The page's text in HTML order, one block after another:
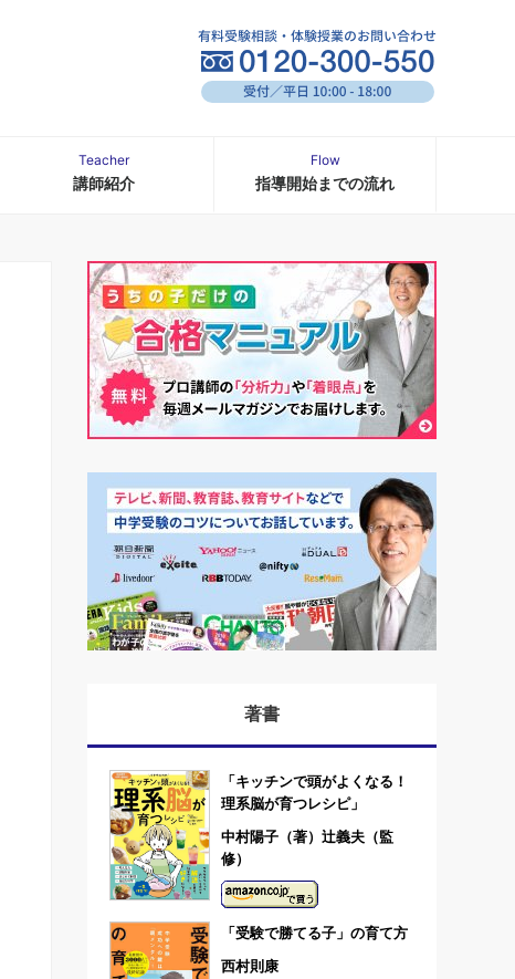
Teacher
講師紹介
Flow
指導開始までの流れ
著書
「キッチンで頭がよくなる！
理系脳が育つレシピ」
中村陽子（著）辻義夫（監
修）
「受験で勝てる子」の育て方
西村則康